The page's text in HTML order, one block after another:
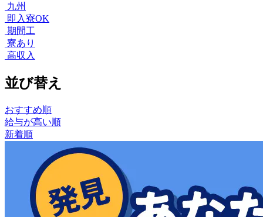
九州
即入寮OK
期間工
寮あり
高収入
並び替え
おすすめ順
給与が高い順
新着順